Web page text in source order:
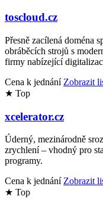
toscloud.cz
Přesně zacílená doména
obráběcích strojů s
firmy nabízející
Cena k jednání Zobrazit
★ Top
xcelerator.cz
Úderný, mezinárodně
zrychlení – vhodný pro
programy.
Cena k jednání Zobrazit
★ Top